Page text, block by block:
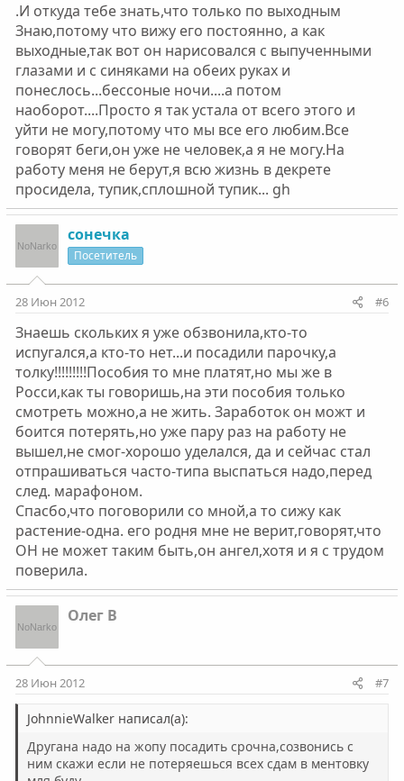
.И откуда тебе знать,что только по выходным
Знаю,потому что вижу его постоянно, а как
выходные,так вот он нарисовался с выпученными
глазами и с синяками на обеих руках и
понеслось...бессоные ночи....а потом
наоборот....Просто я так устала от всего этого и
уйти не могу,потому что мы все его любим.Все
говорят беги,он уже не человек,а я не могу.На
работу меня не берут,я всю жизнь в декрете
просидела, тупик,сплошной тупик... gh
сонечка
Посетитель
28 Июн 2012 #6
Знаешь скольких я уже обзвонила,кто-то
испугался,а кто-то нет...и посадили парочку,а
толку!!!!!!!!!Пособия то мне платят,но мы же в
Росси,как ты говоришь,на эти пособия только
смотреть можно,а не жить. Заработок он можт и
боится потерять,но уже пару раз на работу не
вышел,не смог-хорошо уделался, да и сейчас стал
отпрашиваться часто-типа выспаться надо,перед
след. марафоном.
Спасбо,что поговорили со мной,а то сижу как
растение-одна. его родня мне не верит,говорят,что
ОН не может таким быть,он ангел,хотя и я с трудом
поверила.
Олег В
28 Июн 2012 #7
JohnnieWalker написал(а):
Другана надо на жопу посадить срочна,созвонись с
ним скажи если не потеряешься всех сдам в ментовку